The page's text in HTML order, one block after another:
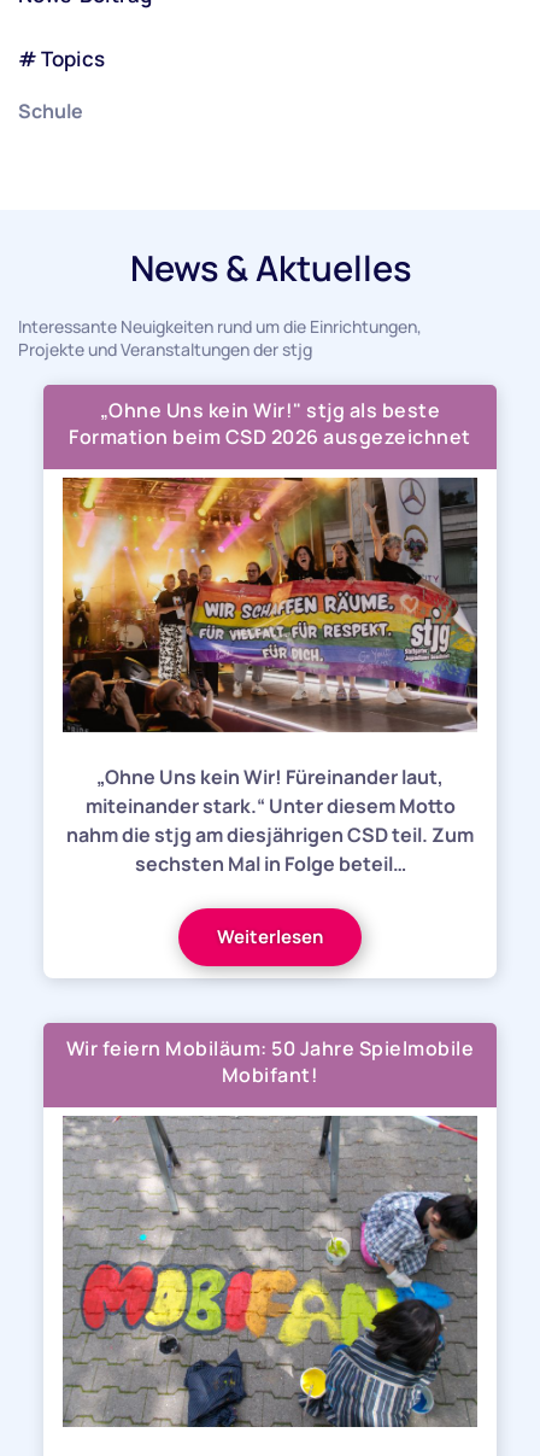
# Topics
Schule
News & Aktuelles
Interessante Neuigkeiten rund um die Einrichtungen,
Projekte und Veranstaltungen der stjg
„Ohne Uns kein Wir!" stjg als beste
Formation beim CSD 2026 ausgezeichnet
„Ohne Uns kein Wir! Füreinander laut,
miteinander stark.“ Unter diesem Motto
nahm die stjg am diesjährigen CSD teil. Zum
sechsten Mal in Folge beteil…
Weiterlesen
Wir feiern Mobiläum: 50 Jahre Spielmobile
Mobifant!